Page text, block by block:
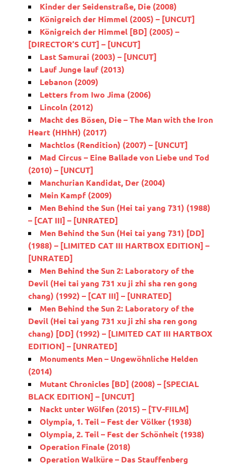
Kinder der Seidenstraße, Die (2008)
Königreich der Himmel (2005) – [UNCUT]
Königreich der Himmel [BD] (2005) –
[DIRECTOR’S CUT] – [UNCUT]
Last Samurai (2003) – [UNCUT]
Lauf Junge lauf (2013)
Lebanon (2009)
Letters from Iwo Jima (2006)
Lincoln (2012)
Macht des Bösen, Die – The Man with the Iron
Heart (HHhH) (2017)
Machtlos (Rendition) (2007) – [UNCUT]
Mad Circus – Eine Ballade von Liebe und Tod
(2010) – [UNCUT]
Manchurian Kandidat, Der (2004)
Mein Kampf (2009)
Men Behind the Sun (Hei tai yang 731) (1988)
– [CAT III] – [UNRATED]
Men Behind the Sun (Hei tai yang 731) [DD]
(1988) – [LIMITED CAT III HARTBOX EDITION] –
[UNRATED]
Men Behind the Sun 2: Laboratory of the
Devil (Hei tai yang 731 xu ji zhi sha ren gong
chang) (1992) – [CAT III] – [UNRATED]
Men Behind the Sun 2: Laboratory of the
Devil (Hei tai yang 731 xu ji zhi sha ren gong
chang) [DD] (1992) – [LIMITED CAT III HARTBOX
EDITION] – [UNRATED]
Monuments Men – Ungewöhnliche Helden
(2014)
Mutant Chronicles [BD] (2008) – [SPECIAL
BLACK EDITION] – [UNCUT]
Nackt unter Wölfen (2015) – [TV-FIILM]
Olympia, 1. Teil – Fest der Völker (1938)
Olympia, 2. Teil – Fest der Schönheit (1938)
Operation Finale (2018)
Operation Walküre – Das Stauffenberg